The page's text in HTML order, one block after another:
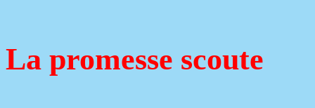
La promesse scoute